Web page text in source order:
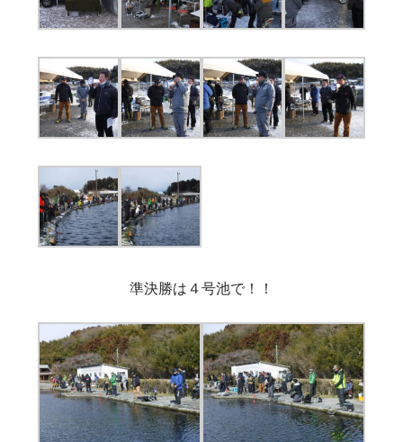
準決勝は４号池で！！